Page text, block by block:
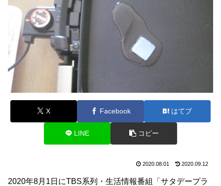
X Facebook はてブ
LINE コピー
2020.08.01 2020.09.12
2020年8月1日にTBS系列・生活情報番組「サタデープラ